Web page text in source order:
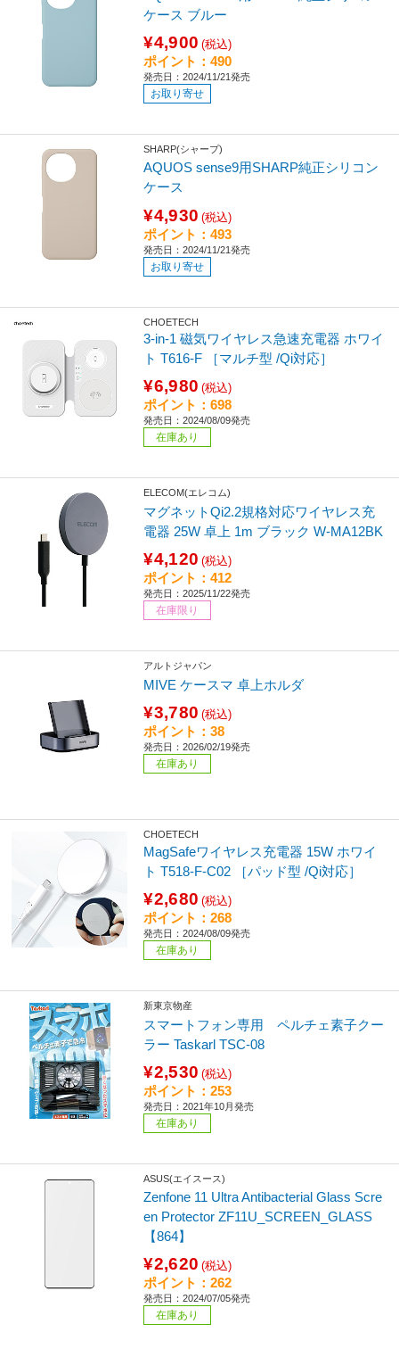
ケース ブルー
¥4,900 (税込)
ポイント：490
発売日：2024/11/21発売
お取り寄せ
SHARP(シャープ)
AQUOS sense9用SHARP純正シリコン
ケース
¥4,930 (税込)
ポイント：493
発売日：2024/11/21発売
お取り寄せ
CHOETECH
3-in-1 磁気ワイヤレス急速充電器 ホワイ
ト T616-F ［マルチ型 /Qi対応］
¥6,980 (税込)
ポイント：698
発売日：2024/08/09発売
在庫あり
ELECOM(エレコム)
マグネットQi2.2規格対応ワイヤレス充
電器 25W 卓上 1m ブラック W-MA12BK
¥4,120 (税込)
ポイント：412
発売日：2025/11/22発売
在庫限り
アルトジャパン
MIVE ケースマ 卓上ホルダ
¥3,780 (税込)
ポイント：38
発売日：2026/02/19発売
在庫あり
CHOETECH
MagSafeワイヤレス充電器 15W ホワイ
ト T518-F-C02 ［パッド型 /Qi対応］
¥2,680 (税込)
ポイント：268
発売日：2024/08/09発売
在庫あり
新東京物産
スマートフォン専用 ペルチェ素子クー
ラー Taskarl TSC-08
¥2,530 (税込)
ポイント：253
発売日：2021年10月発売
在庫あり
ASUS(エイスース)
Zenfone 11 Ultra Antibacterial Glass Scre
en Protector ZF11U_SCREEN_GLASS
【864】
¥2,620 (税込)
ポイント：262
発売日：2024/07/05発売
在庫あり